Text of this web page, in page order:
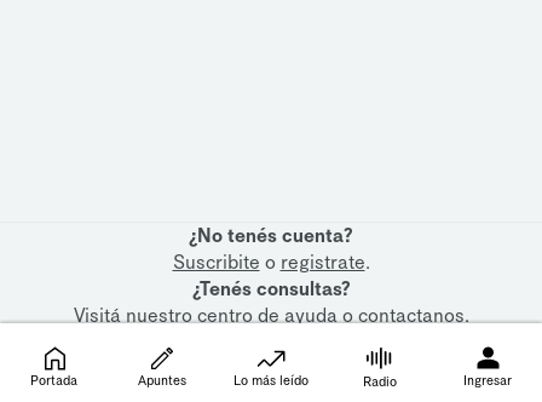
¿No tenés cuenta?
Suscribite o registrate.
¿Tenés consultas?
Visitá nuestrocentro de ayudaocontactanos.
Portada Apuntes Lo más leído Radio Ingresar